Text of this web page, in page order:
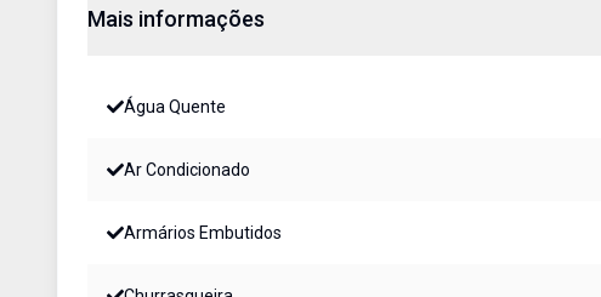
Mais informações
Água Quente
Ar Condicionado
Armários Embutidos